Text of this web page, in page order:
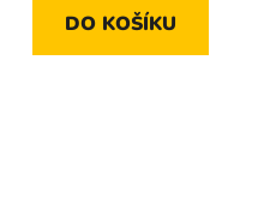
DO KOŠÍKU